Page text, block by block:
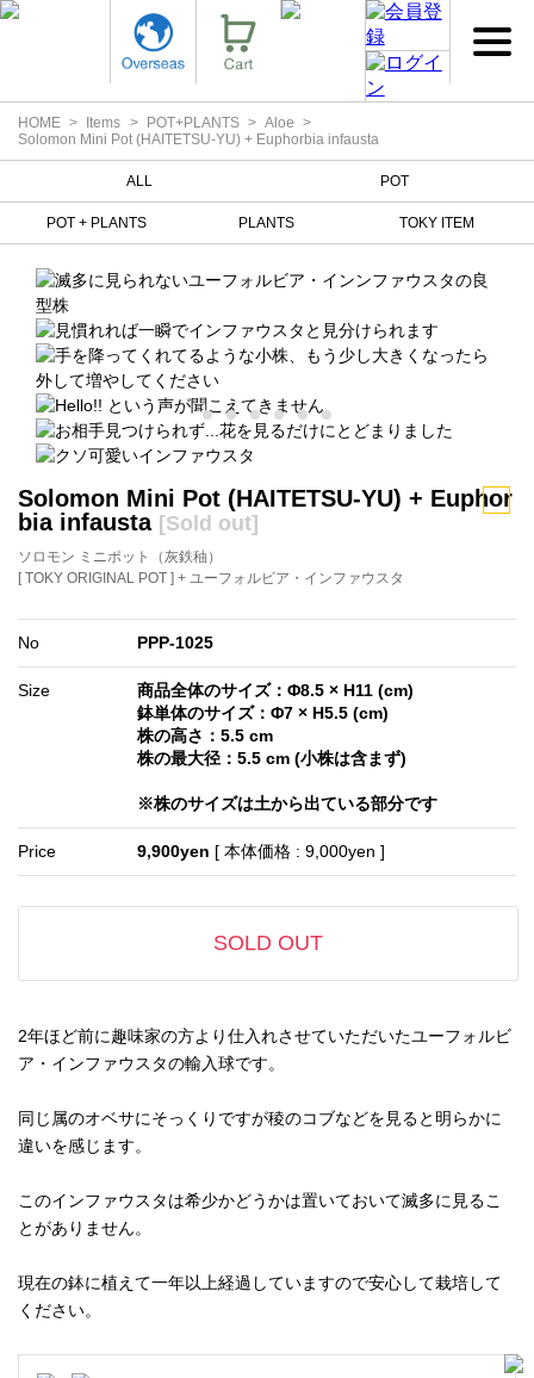
HOME Items POT+PLANTS
Aloe
Solomon Mini Pot (HAITETSU-YU) + Euphorbia infausta
ALL POT
POT + PLANTS PLANTS TOKY ITEM
Solomon Mini Pot (HAITETSU-YU) + Euphor
bia infausta [Sold out]
ソロモン ミニポット（灰鉄秞）
[ TOKY ORIGINAL POT ] + ユーフォルビア・インファウスタ
No PPP-1025
Size
商品全体のサイズ：Φ8.5 × H11 (cm)
鉢単体のサイズ：Φ7 × H5.5 (cm)
株の高さ：5.5 cm
株の最大径：5.5 cm (小株は含まず)
※株のサイズは土から出ている部分です
Price 9,900yen [ 本体価格 : 9,000yen ]
SOLD OUT
2年ほど前に趣味家の方より仕入れさせていただいたユーフォルビ
ア・インファウスタの輸入球です。
同じ属のオベサにそっくりですが稜のコブなどを見ると明らかに
違いを感じます。
このインファウスタは希少かどうかは置いておいて滅多に見るこ
とがありません。
現在の鉢に植えて一年以上経過していますので安心して栽培して
ください。